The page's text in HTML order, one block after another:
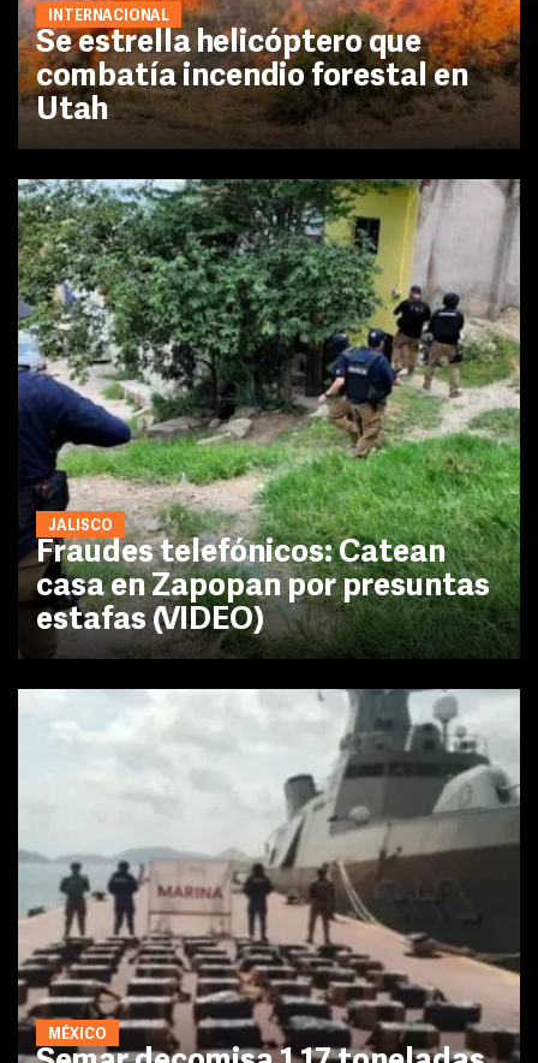
INTERNACIONAL
Se estrella helicóptero que
combatía incendio forestal en
Utah
JALISCO
Fraudes telefónicos: Catean
casa en Zapopan por presuntas
estafas (VIDEO)
MÉXICO